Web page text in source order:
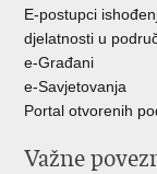
E-postupci
djelatnosti u
e-Građani
e-Savjetovanja
Portal otvorenih
Važne